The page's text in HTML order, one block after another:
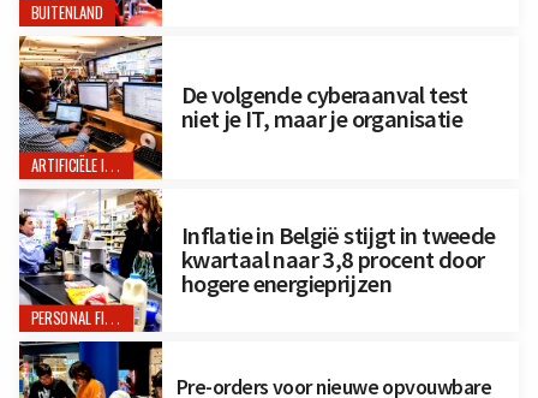
BUITENLAND
ARTIFICIËLE INTELLIGENTIE
De volgende cyberaanval test
niet je IT, maar je organisatie
PERSONAL FINANCE
Inflatie in België stijgt in tweede
kwartaal naar 3,8 procent door
hogere energieprijzen
Pre-orders voor nieuwe opvouwbare